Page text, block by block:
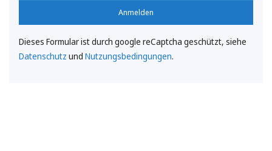
Anmelden
Dieses Formular ist durch google reCaptcha geschützt, siehe
Datenschutz und Nutzungsbedingungen.